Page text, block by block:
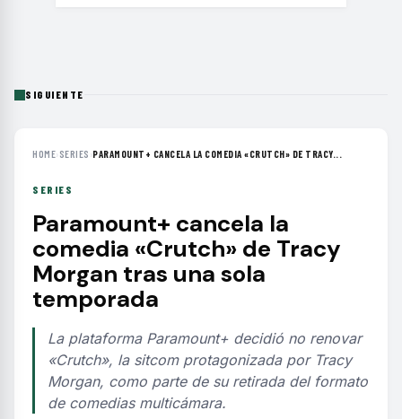
SIGUIENTE
HOME› SERIES ›PARAMOUNT+ CANCELA LA COMEDIA «CRUTCH» DE TRACY...
SERIES
Paramount+ cancela la
comedia «Crutch» de Tracy
Morgan tras una sola
temporada
La plataforma Paramount+ decidió no renovar
«Crutch», la sitcom protagonizada por Tracy
Morgan, como parte de su retirada del formato
de comedias multicámara.